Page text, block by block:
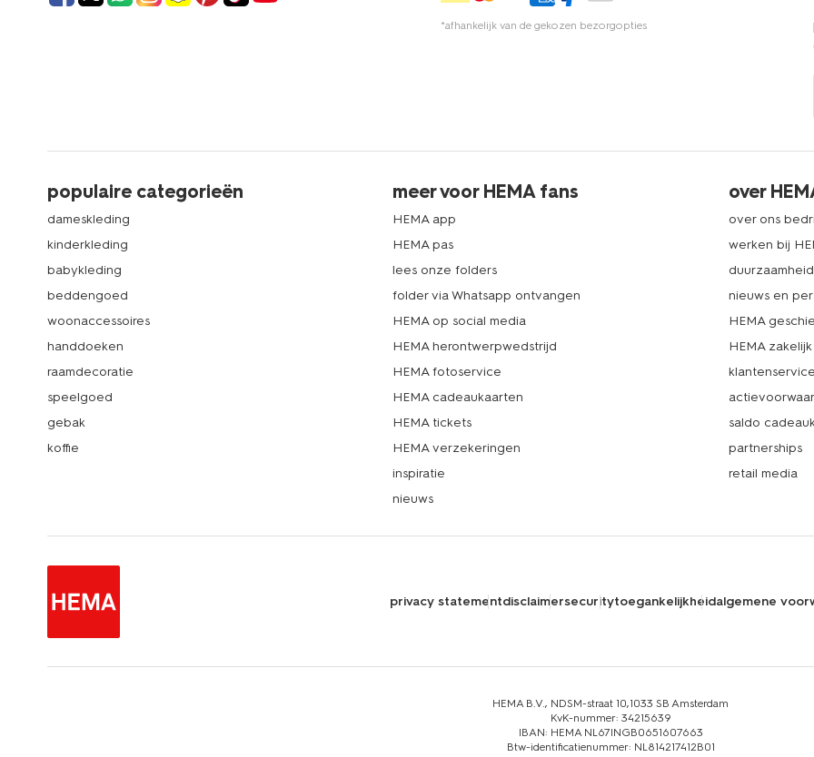
*afhankelijk van de gekozen bezorgopties
populaire categorieën
dameskleding
kinderkleding
babykleding
beddengoed
woonaccessoires
handdoeken
raamdecoratie
speelgoed
gebak
koffie
meer voor HEMA fans
HEMA app
HEMA pas
lees onze folders
folder via Whatsapp ontvangen
HEMA op social media
HEMA herontwerpwedstrijd
HEMA fotoservice
HEMA cadeaukaarten
HEMA tickets
HEMA verzekeringen
inspiratie
nieuws
over
over ons
werken bij
duurzaamheid
nieuws en
HEMA
HEMA zakelijk
klantenservice
saldo
partnerships
retail media
privacy statementdisclaimersecuritytoegankelijkheidalgemene
HEMA B.V., NDSM-straat 10,1033 SB Amsterdam
KvK-nummer: 34215639
IBAN: HEMA NL67INGB0651607663
Btw-identificatienummer: NL814217412B01